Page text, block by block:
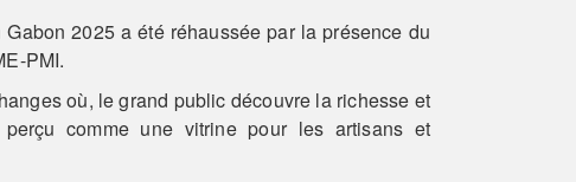
2025 a été réhaussée par la présence du
PMI.
où, le grand public découvre la richesse et
comme une vitrine pour les artisans et